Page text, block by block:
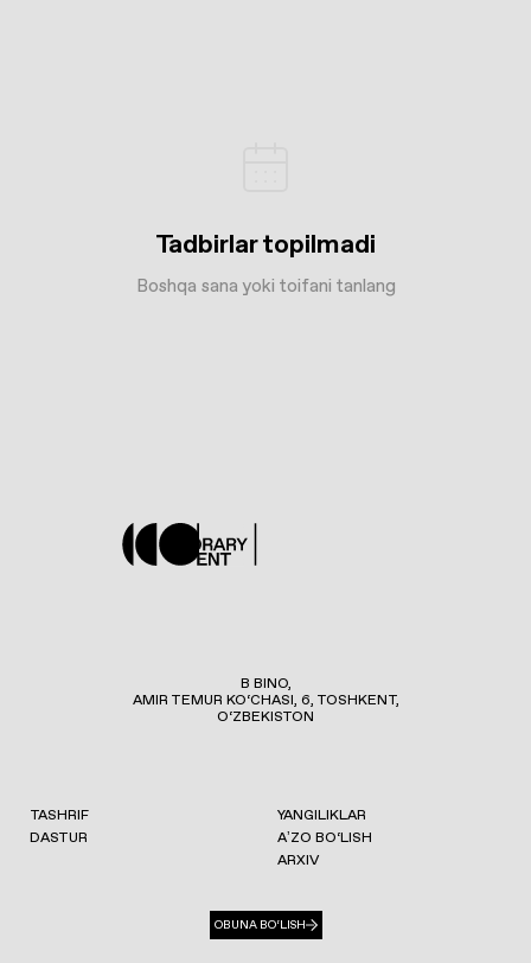
Tadbirlar topilmadi
Boshqa sana yoki toifani tanlang
B BINO,
AMIR TEMUR KO‘CHASI, 6, TOSHKENT,
O‘ZBEKISTON
TASHRIF
DASTUR
YANGILIKLAR
AʼZO BO‘LISH
ARXIV
OBUNA BO‘LISH